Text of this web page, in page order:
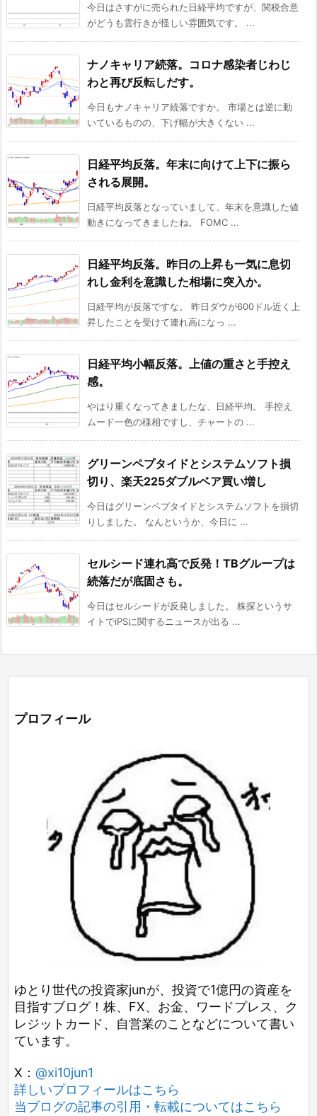
今日はさすがに売られた日経平均ですが、関税合意
がどうも雲行きが怪しい雰囲気です。 ...
ナノキャリア続落。コロナ感染者じわじ
わと再び反転しだす。
今日もナノキャリア続落ですか。 市場とは逆に動
いているものの、下げ幅が大きくない ...
日経平均反落。年末に向けて上下に振ら
される展開。
日経平均反落となっていまして、年末を意識した値
動きになってきましたね。 FOMC ...
日経平均反落。昨日の上昇も一気に息切
れし金利を意識した相場に突入か。
日経平均が反落ですな。 昨日ダウが600ドル近く上
昇したことを受けて連れ高になっ ...
日経平均小幅反落。上値の重さと手控え
感。
やはり重くなってきましたな、日経平均。 手控え
ムード一色の様相ですし、チャートの ...
グリーンペプタイドとシステムソフト損
切り、楽天225ダブルベア買い増し
今日はグリーンペプタイドとシステムソフトを損切
りしました。 なんというか、今日に ...
セルシード連れ高で反発！TBグループは
続落だが底固さも。
今日はセルシードが反発しました。 株探というサ
イトでiPSに関するニュースが出る ...
プロフィール
ゆとり世代の投資家junが、投資で1億円の資産を
目指すブログ！株、FX、お金、ワードプレス、ク
レジットカード、自営業のことなどについて書い
ています。
X： @xi10jun1
詳しいプロフィールはこちら
当ブログの記事の引用・転載についてはこちら